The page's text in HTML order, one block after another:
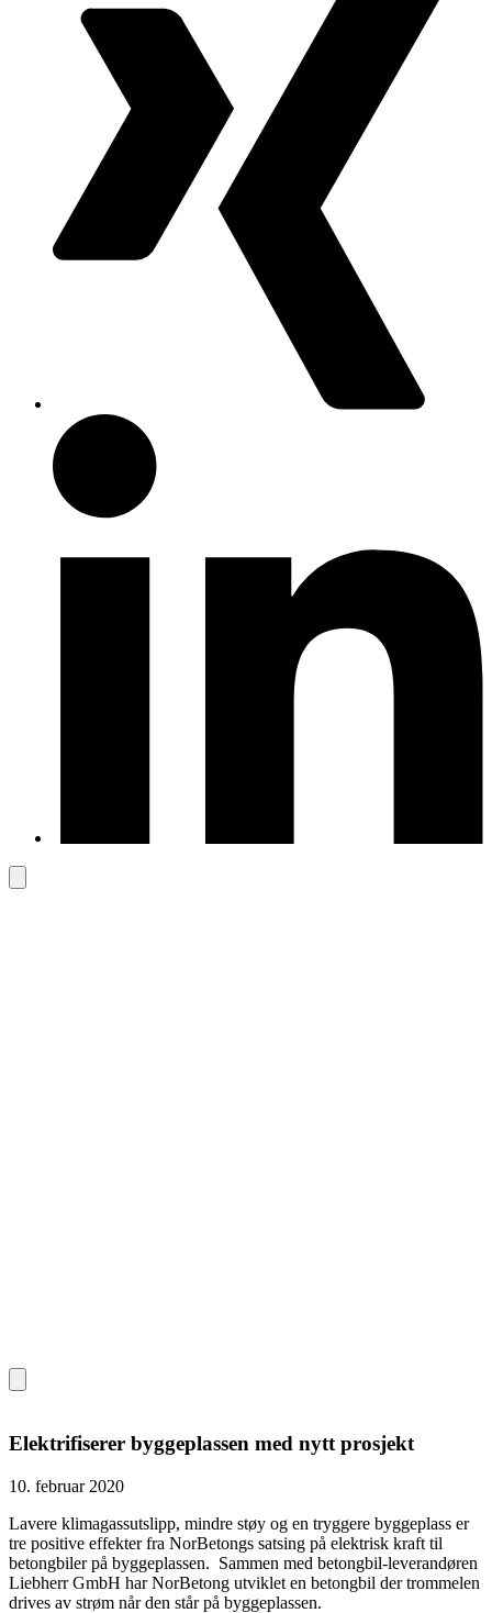
Elektrifiserer byggeplassen med nytt prosjekt
10. februar 2020
Lavere klimagassutslipp, mindre støy og en tryggere byggeplass er
tre positive effekter fra NorBetongs satsing på elektrisk kraft til
betongbiler på byggeplassen. Sammen med betongbil-leverandøren
Liebherr GmbH har NorBetong utviklet en betongbil der trommelen
drives av strøm når den står på byggeplassen.